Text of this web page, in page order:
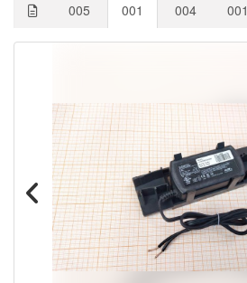
005 001 004 001